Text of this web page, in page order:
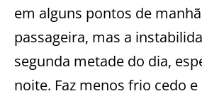
em alguns pontos de
passageira, mas a
segunda metade do dia,
noite. Faz menos frio cedo e